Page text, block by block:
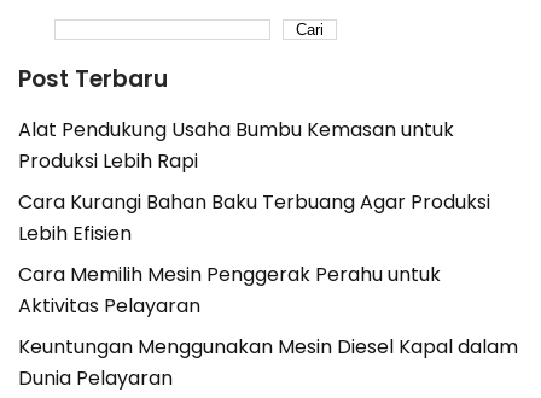
Cari
Post Terbaru
Alat Pendukung Usaha Bumbu Kemasan untuk
Produksi Lebih Rapi
Cara Kurangi Bahan Baku Terbuang Agar Produksi
Lebih Efisien
Cara Memilih Mesin Penggerak Perahu untuk
Aktivitas Pelayaran
Keuntungan Menggunakan Mesin Diesel Kapal dalam
Dunia Pelayaran